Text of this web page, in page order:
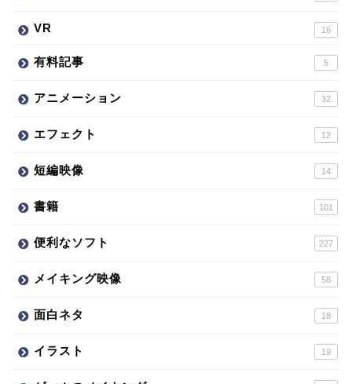
VR 16
有料記事 5
アニメーション 32
エフェクト 12
短編映像 14
書籍 101
便利なソフト 227
メイキング映像 58
面白ネタ 18
イラスト 19